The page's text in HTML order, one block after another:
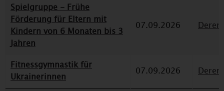
Spielgruppe - Frühe
Förderung für Eltern mit
Kindern von 6 Monaten bis 3
Jahren
07.09.2026
Fitnessgymnastik für
Ukrainerinnen
07.09.2026